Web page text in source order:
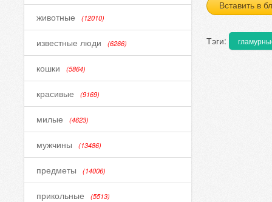
животные (12010)
известные люди (6266)
кошки (5864)
красивые (9169)
милые (4623)
мужчины (13486)
предметы (14006)
прикольные (5513)
Вставить в
Тэги: